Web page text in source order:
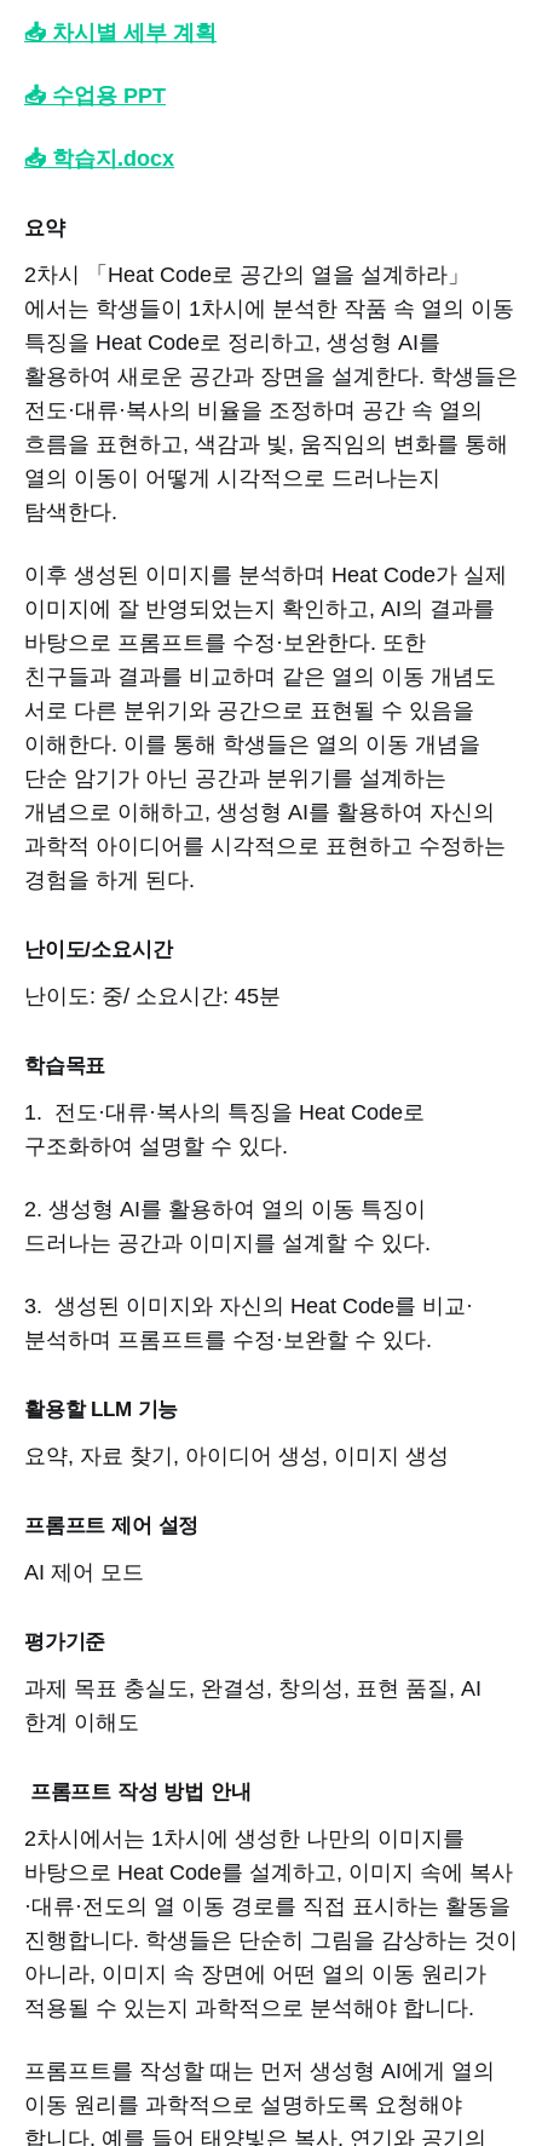
📥 차시별 세부 계획
📥 수업용 PPT
📥 학습지.docx
요약
2차시 「Heat Code로 공간의 열을 설계하라」
에서는 학생들이 1차시에 분석한 작품 속 열의 이동
특징을 Heat Code로 정리하고, 생성형 AI를
활용하여 새로운 공간과 장면을 설계한다. 학생들은
전도·대류·복사의 비율을 조정하며 공간 속 열의
흐름을 표현하고, 색감과 빛, 움직임의 변화를 통해
열의 이동이 어떻게 시각적으로 드러나는지
탐색한다.
이후 생성된 이미지를 분석하며 Heat Code가 실제
이미지에 잘 반영되었는지 확인하고, AI의 결과를
바탕으로 프롬프트를 수정·보완한다. 또한
친구들과 결과를 비교하며 같은 열의 이동 개념도
서로 다른 분위기와 공간으로 표현될 수 있음을
이해한다. 이를 통해 학생들은 열의 이동 개념을
단순 암기가 아닌 공간과 분위기를 설계하는
개념으로 이해하고, 생성형 AI를 활용하여 자신의
과학적 아이디어를 시각적으로 표현하고 수정하는
경험을 하게 된다.
난이도/소요시간
난이도: 중/ 소요시간: 45분
학습목표
1. 전도·대류·복사의 특징을 Heat Code로
구조화하여 설명할 수 있다.
2. 생성형 AI를 활용하여 열의 이동 특징이
드러나는 공간과 이미지를 설계할 수 있다.
3. 생성된 이미지와 자신의 Heat Code를 비교·
분석하며 프롬프트를 수정·보완할 수 있다.
활용할 LLM 기능
요약, 자료 찾기, 아이디어 생성, 이미지 생성
프롬프트 제어 설정
AI 제어 모드
평가기준
과제 목표 충실도, 완결성, 창의성, 표현 품질, AI
한계 이해도
프롬프트 작성 방법 안내
2차시에서는 1차시에 생성한 나만의 이미지를
바탕으로 Heat Code를 설계하고, 이미지 속에 복사
·대류·전도의 열 이동 경로를 직접 표시하는 활동을
진행합니다. 학생들은 단순히 그림을 감상하는 것이
아니라, 이미지 속 장면에 어떤 열의 이동 원리가
적용될 수 있는지 과학적으로 분석해야 합니다.
프롬프트를 작성할 때는 먼저 생성형 AI에게 열의
이동 원리를 과학적으로 설명하도록 요청해야
합니다. 예를 들어 태양빛은 복사, 연기와 공기의